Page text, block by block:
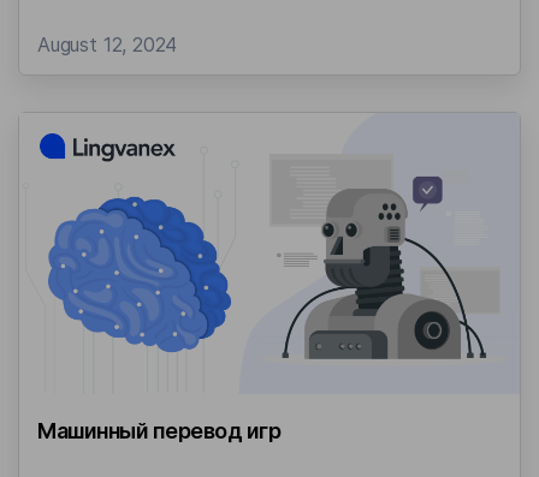
August 12, 2024
Машинный перевод игр